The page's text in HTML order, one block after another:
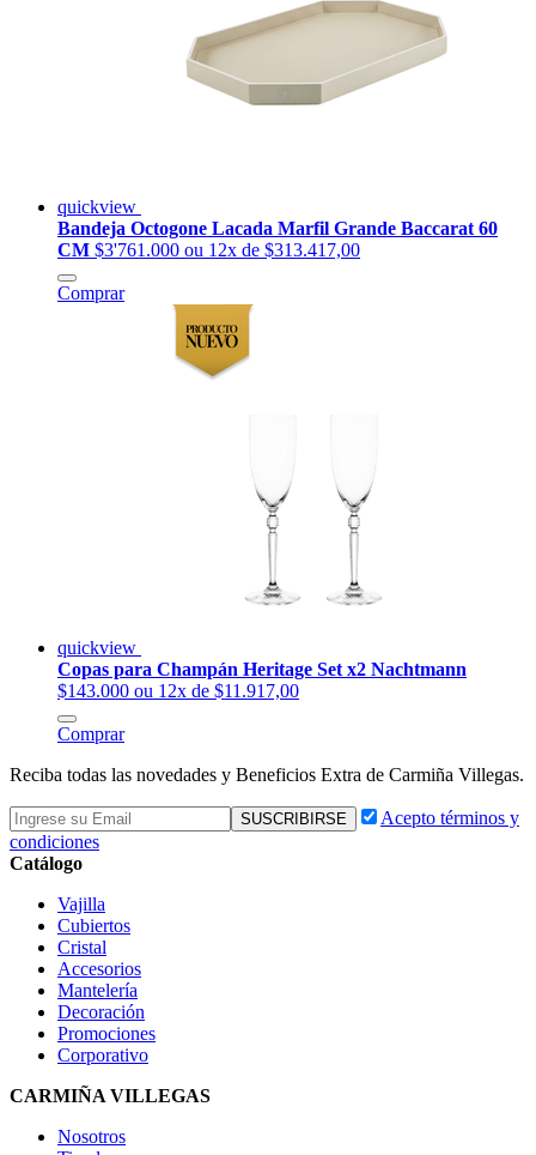
quickview
Bandeja Octogone Lacada Marfil Grande Baccarat 60
CM $3'761.000 ou 12x de $313.417,00
Comprar
quickview
Copas para Champán Heritage Set x2 Nachtmann
$143.000 ou 12x de $11.917,00
Comprar
Reciba todas las novedades y Beneficios Extra de Carmiña Villegas.
Acepto términos y
condiciones
Catálogo
Vajilla
Cubiertos
Cristal
Accesorios
Mantelería
Decoración
Promociones
Corporativo
CARMIÑA VILLEGAS
Nosotros